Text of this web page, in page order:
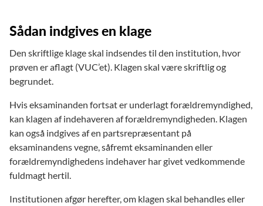
Sådan indgives en klage
Den skriftlige klage skal indsendes til den institution, hvor
prøven er aflagt (VUC’et). Klagen skal være skriftlig og
begrundet.
Hvis eksaminanden fortsat er underlagt forældremyndighed,
kan klagen af indehaveren af forældremyndigheden. Klagen
kan også indgives af en partsrepræsentant på
eksaminandens vegne, såfremt eksaminanden eller
forældremyndighedens indehaver har givet vedkommende
fuldmagt hertil.
Institutionen afgør herefter, om klagen skal behandles eller